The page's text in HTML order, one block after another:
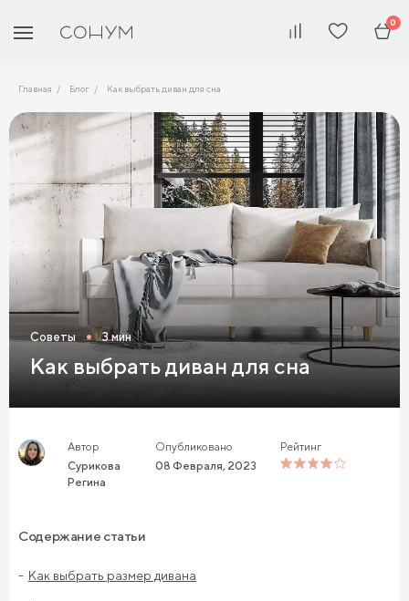
0
Главная Блог Как выбрать диван для сна
Советы 3 мин
Как выбрать диван для сна
Автор
Сурикова
Регина
Опубликовано
08 Февраля, 2023
Рейтинг
Содержание статьи
Как выбрать размер дивана